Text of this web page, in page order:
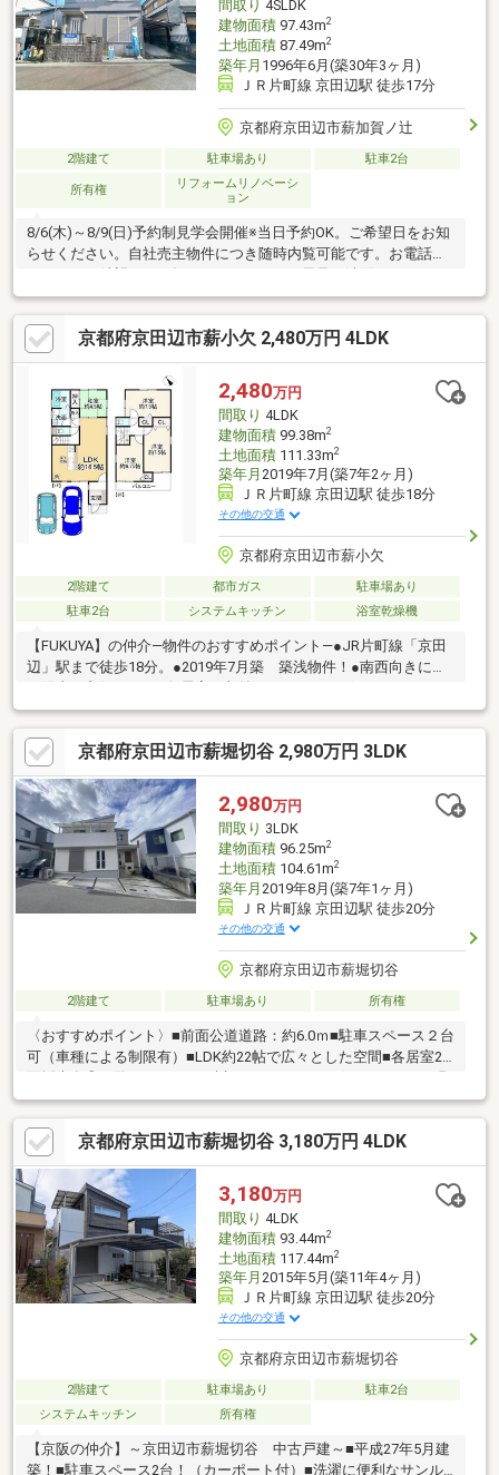
間取り 4SLDK
建物面積97.43m2
土地面積87.49m2
築年月 1996年6月(築30年3ヶ月)
ＪＲ片町線 京田辺駅 徒歩17分
京都府京田辺市薪加賀ノ辻
2階建て 駐車場あり 駐車2台
所有権
リフォームリノベーシ
ョン
8/6(木)～8/9(日)予約制見学会開催※当日予約OK。ご希望日をお知
らせください。自社売主物件につき随時内覧可能です。お電話か
メールでご希望日をお知らせください。お風呂、洗面、トイレは
新品交換！間取り4SLDKで駐車二台可能です！
京都府京田辺市薪小欠 2,480万円 4LDK
2,480万円
間取り 4LDK
建物面積99.38m2
土地面積111.33m2
築年月 2019年7月(築7年2ヶ月)
ＪＲ片町線 京田辺駅 徒歩18分
その他の交通
京都府京田辺市薪小欠
2階建て 都市ガス
駐車場あり
駐車2台
システムキッチン 浴室乾燥機
【FUKUYA】の仲介―物件のおすすめポイント―●JR片町線「京田
辺」駅まで徒歩18分。●2019年7月築 築浅物件！●南西向きにつ
お部屋をすっきりとお使いいただけます。●駐車2台可能（車種に
よります）●喧騒から離れた閑静な住宅地です。【令和8年8月末
リフォーム完了予定】◇洗面化粧台交換（※設備延長10年保証）
◇クロス貼替（壁/天井）：全居室、LDK、トイレ、洗面室、玄
関、廊下、階段◇ＣＦ貼替（洗面室）◇障子貼替（和室）◇バル
コニー洗浄◇ハウスクリーニング◇防蟻工事
京都府京田辺市薪堀切谷 2,980万円 3LDK
2,980万円
間取り 3LDK
建物面積96.25m2
土地面積104.61m2
築年月 2019年8月(築7年1ヶ月)
ＪＲ片町線 京田辺駅 徒歩20分
その他の交通
京都府京田辺市薪堀切谷
2階建て 駐車場あり 所有権
〈おすすめポイント〉■前面公道道路：約6.0ｍ■駐車スペース２台
可（車種による制限有）■LDK約22帖で広々とした空間■各居室2
面採光有◎ご覧頂きまして、誠にありがとうございます。ご不明
点やご内覧のご希望等ございましたら、お気軽に担当：大山まで
お問い合わせ下さい♪
京都府京田辺市薪堀切谷 3,180万円 4LDK
3,180万円
間取り 4LDK
建物面積93.44m2
土地面積117.44m2
築年月 2015年5月(築11年4ヶ月)
ＪＲ片町線 京田辺駅 徒歩20分
その他の交通
京都府京田辺市薪堀切谷
2階建て 駐車場あり
駐車2台
システムキッチン
所有権
【京阪の仲介】～京田辺市薪堀切谷 中古戸建～■平成27年5月建
築！■駐車スペース2台！（カーポート付）■洗濯に便利なサンル